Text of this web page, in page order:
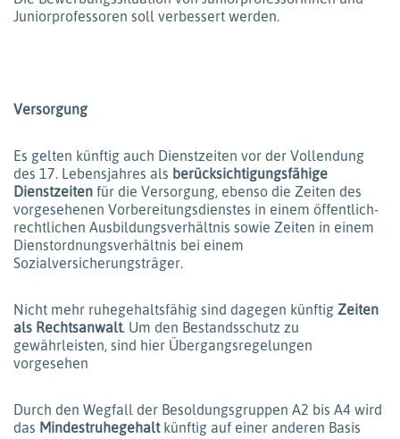
Juniorprofessoren soll verbessert werden.
Versorgung
Es gelten künftig auch Dienstzeiten vor der Vollendung
des 17. Lebensjahres als berücksichtigungsfähige
Dienstzeiten für die Versorgung, ebenso die Zeiten des
vorgesehenen Vorbereitungsdienstes in einem öffentlich-
rechtlichen Ausbildungsverhältnis sowie Zeiten in einem
Dienstordnungsverhältnis bei einem
Sozialversicherungsträger.
Nicht mehr ruhegehaltsfähig sind dagegen künftig Zeiten
als Rechtsanwalt. Um den Bestandsschutz zu
gewährleisten, sind hier Übergangsregelungen
vorgesehen
Durch den Wegfall der Besoldungsgruppen A2 bis A4 wird
das Mindestruhegehaltkünftig auf einer anderen Basis